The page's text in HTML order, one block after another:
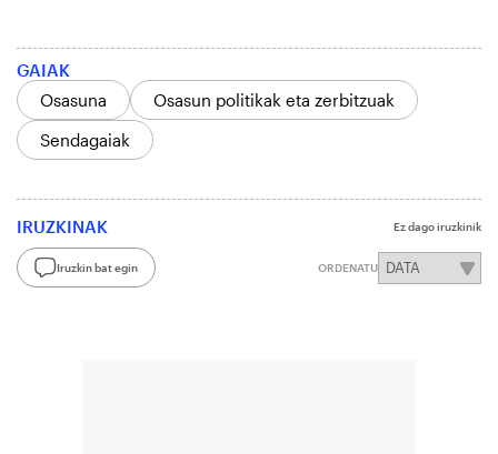
GAIAK
Osasuna
Osasun politikak eta zerbitzuak
Sendagaiak
IRUZKINAK Ez dago iruzkinik
Iruzkin bat egin ORDENATU